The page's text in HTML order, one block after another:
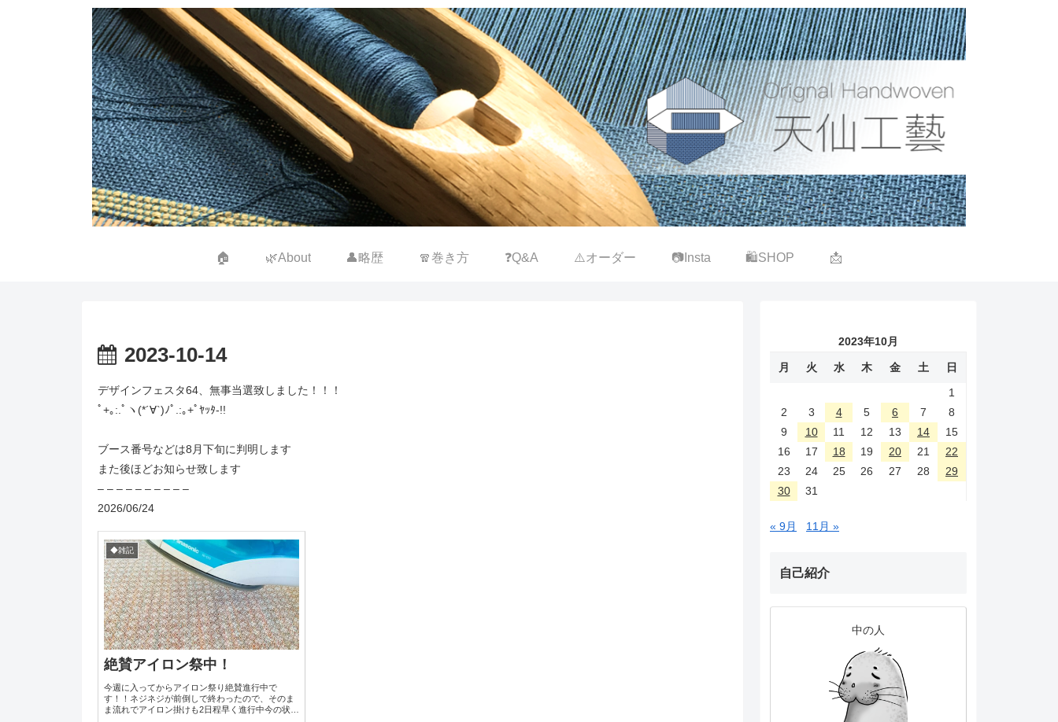
🏠 🌿About 👤略歴 🧣巻き方 ❓Q&A ⚠️オーダー 📷Insta 🛍SHOP 📩
2023-10-14
デザインフェスタ64、無事当選致しました！！！
ﾟ+｡:.ﾟヽ(*´∀`)ﾉﾟ.:｡+ﾟﾔｯﾀ-!!
ブース番号などは8月下旬に判明します
また後ほどお知らせ致します
– – – – – – – – – –
2026/06/24
◆雑記
絶賛アイロン祭中！
今週に入ってからアイロン祭り絶賛進行中で
す！！ネジネジが前倒しで終わったので、そのま
ま流れでアイロン掛けも2日程早く進行中今の状況
2023年10月
月 火 水 木 金 土
日
1
2
3 4 5 6 7
8
9
10 11 12 13 14
15
16
17 18 19 20 21
22
23
24 25 26 27 28
29
30
31
« 9月 11月 »
自己紹介
中の人